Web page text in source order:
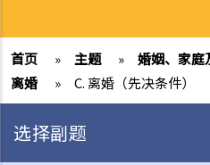
首页 » 主题 » 婚姻、家庭
离婚
» C. 离婚（先决条件）
选择副题